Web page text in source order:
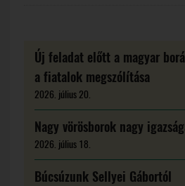
Új feladat előtt a magyar
a fiatalok megszólítása
2026. július 20.
Nagy vörösborok nagy
2026. július 18.
Búcsúzunk Sellyei Gábortól